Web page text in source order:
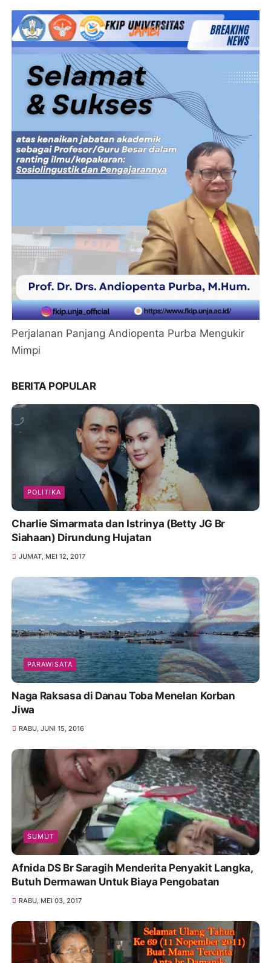
Perjalanan Panjang Andiopenta Purba Mengukir
Mimpi
BERITA POPULAR
POLITIKA
Charlie Simarmata dan Istrinya (Betty JG Br
Siahaan) Dirundung Hujatan
JUMAT, MEI 12, 2017
PARAWISATA
Naga Raksasa di Danau Toba Menelan Korban
Jiwa
RABU, JUNI 15, 2016
SUMUT
Afnida DS Br Saragih Menderita Penyakit Langka,
Butuh Dermawan Untuk Biaya Pengobatan
RABU, MEI 03, 2017